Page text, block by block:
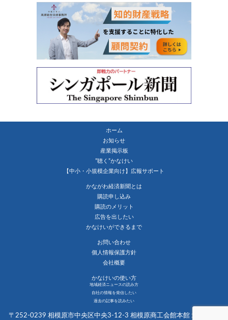
ホーム
お知らせ
産業掲示板
”聴く”かなけい
【中小・小規模企業向け】広報サポート
かながわ経済新聞とは
購読申し込み
購読のメリット
広告を出したい
かなけいができるまで
お問い合わせ
個人情報保護方針
会社概要
かなけいの使い方
地域経済ニュースの読み方
自社の情報を発信したい
過去の記事を読みたい
〒252-0239 相模原市中央区中央3-12-3 相模原商工会館本館１